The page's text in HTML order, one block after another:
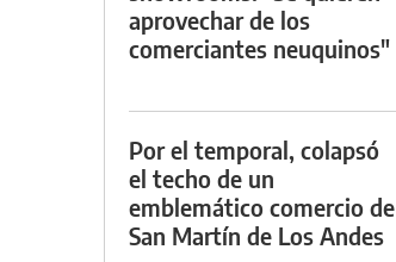
aprovechar de los
comerciantes neuquinos"
Por el temporal, colapsó
el techo de un
emblemático comercio de
San Martín de Los Andes